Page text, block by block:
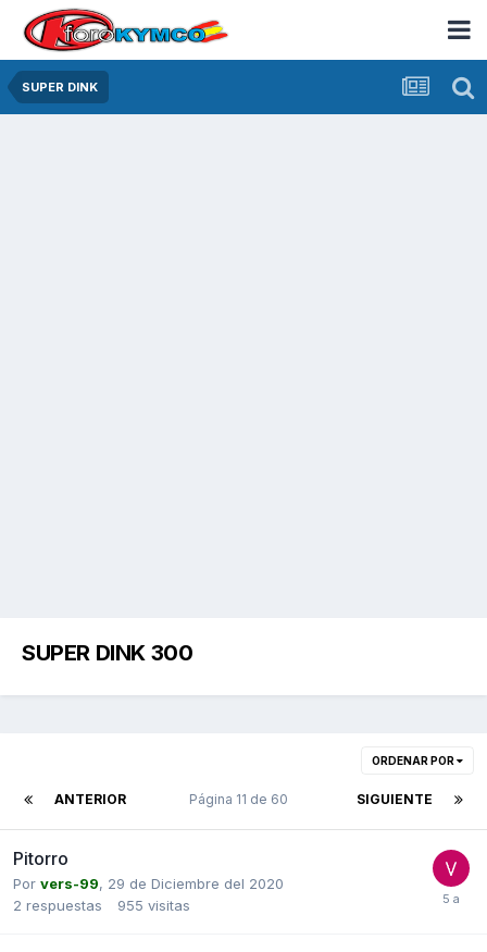
SUPER DINK
SUPER DINK 300
ORDENAR POR
ANTERIOR SIGUIENTE
Página 11 de 60
Pitorro
Por vers-99, 29 de Diciembre del 2020
2 respuestas 955 visitas